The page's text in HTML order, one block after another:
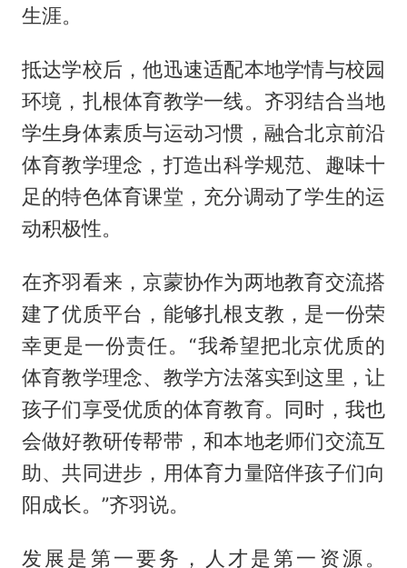
生涯。
抵达学校后，他迅速适配本地学情与校园
环境，扎根体育教学一线。齐羽结合当地
学生身体素质与运动习惯，融合北京前沿
体育教学理念，打造出科学规范、趣味十
足的特色体育课堂，充分调动了学生的运
动积极性。
在齐羽看来，京蒙协作为两地教育交流搭
建了优质平台，能够扎根支教，是一份荣
幸更是一份责任。“我希望把北京优质的
体育教学理念、教学方法落实到这里，让
孩子们享受优质的体育教育。同时，我也
会做好教研传帮带，和本地老师们交流互
助、共同进步，用体育力量陪伴孩子们向
阳成长。”齐羽说。
发展是第一要务，人才是第一资源。